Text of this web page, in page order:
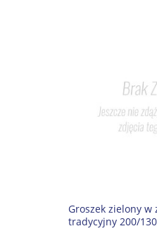
Groszek zielony
tradycyjny 200/